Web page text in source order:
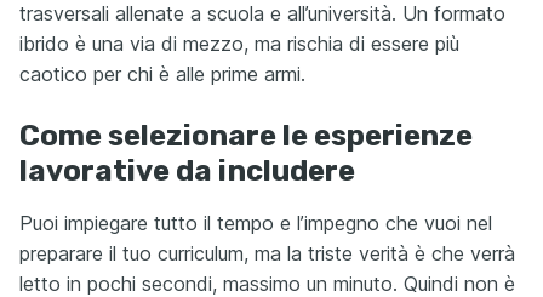
trasversali allenate a scuola e all’università. Un formato
ibrido è una via di mezzo, ma rischia di essere più
caotico per chi è alle prime armi.
Come selezionare le esperienze
lavorative da includere
Puoi impiegare tutto il tempo e l’impegno che vuoi nel
preparare il tuo curriculum, ma la triste verità è che verrà
letto in pochi secondi, massimo un minuto. Quindi non è